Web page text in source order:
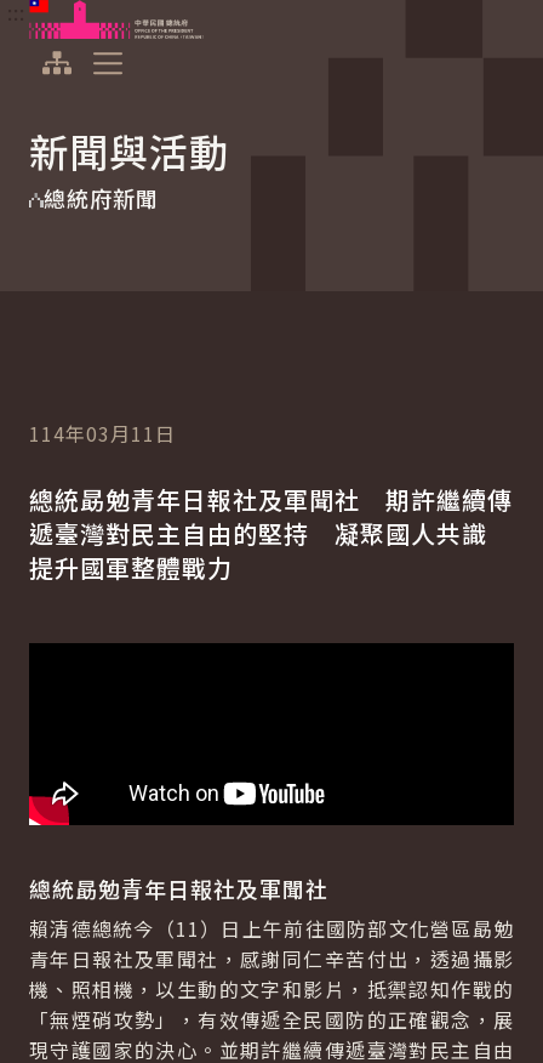
跳到主要內容
中華民國總統府
新聞與活動
總統府新聞
114年03月11日
總統勗勉青年日報社及軍聞社 期許繼續傳
遞臺灣對民主自由的堅持 凝聚國人共識
提升國軍整體戰力
總統勗勉青年日報社及軍聞社
賴清德總統今（11）日上午前往國防部文化營區勗勉
青年日報社及軍聞社，感謝同仁辛苦付出，透過攝影
機、照相機，以生動的文字和影片，抵禦認知作戰的
「無煙硝攻勢」，有效傳遞全民國防的正確觀念，展
現守護國家的決心。並期許繼續傳遞臺灣對民主自由